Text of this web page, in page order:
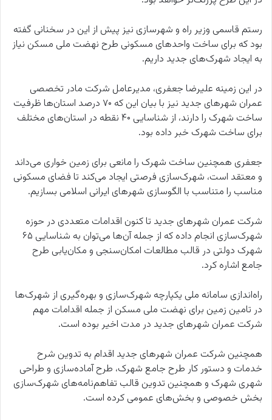
رستم قاسمی وزیر راه و شهرسازی نیز پیش از این در سخنانی گفته
بود که برای ساخت واحدهای مسکونی طرح نهضت ملی مسکن نیاز
به ایجاد شهرک‌های جدید داریم.
در این زمینه علیرضا جعفری، مدیرعامل شرکت مادر تخصصی
عمران شهرهای جدید نیز با بیان این که ۷۰ درصد استان‌ها ظرفیت
ساخت شهرک را دارند، از شناسایی ۴۰ نقطه در استان‌های مختلف
برای ساخت شهرک خبر داده بود.
جعفری همچنین ساخت شهرک را مانعی برای زمین خواری می‌داند
و معتقد است، شهرک‌سازی فرصتی ایجاد می‌کند تا فضای مسکونی
مناسب را متناسب با الگوسازی شهرهای ایرانی اسلامی بسازیم.
شرکت عمران شهرهای جدید تا کنون اقدامات متعددی در حوزه
شهرک‌سازی انجام داده که از جمله آن‌ها می‌توان به شناسایی ۶۵
شهرک دولتی در قالب مطالعات امکان‌سنجی و مکان‌یابی طرح
جامع اشاره کرد.
راه‌اندازی سامانه ملی یکپارچه شهرک‌سازی و بهره‌گیری از شهرک‌ها
در تامین زمین برای نهضت ملی مسکن از جمله اقدامات مهم
شرکت عمران شهرهای جدید در مدت اخیر بوده است.
همچنین شرکت عمران شهرهای جدید اقدام به تدوین شرح
خدمات و دستور کار طرح جامع شهرک، طرح آماده‌سازی‌ و طراحی
شهری شهرک و همچنین تدوین قالب ‌تفاهم‌نامه‌های شهرک‌سازی
بخش خصوصی و بخش‌های عمومی کرده است.